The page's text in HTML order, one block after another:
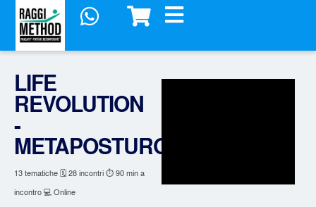
LIFE
REVOLUTION
-
METAPOSTUROLOGIA
13 tematiche 🗓️ 28 incontri ⏱️ 90 min a
incontro 💻 Online